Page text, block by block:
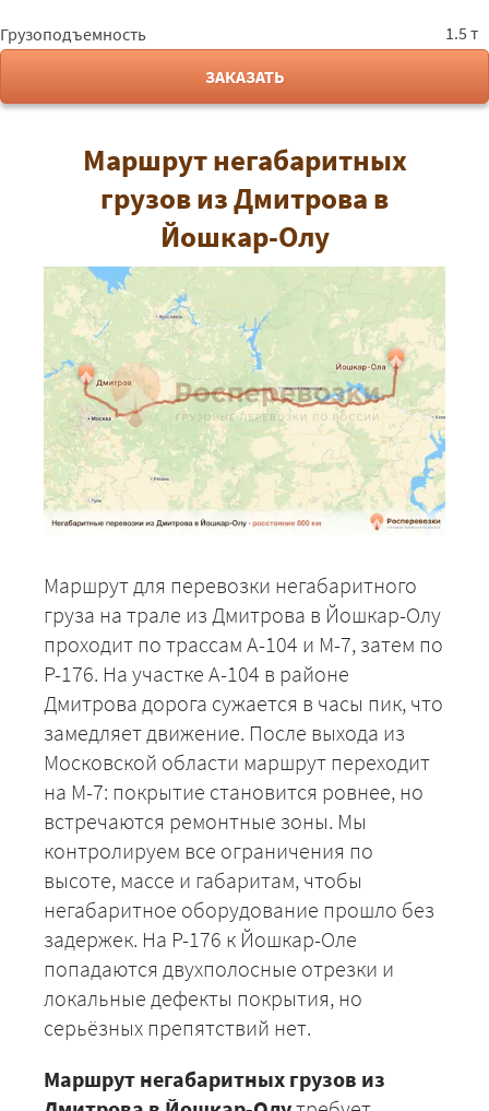
Грузоподъемность
1.5 т
ЗАКАЗАТЬ
Маршрут негабаритных
грузов из Дмитрова в
Йошкар-Олу
Маршрут для перевозки негабаритного
груза на трале из Дмитрова в Йошкар-Олу
проходит по трассам А-104 и М-7, затем по
Р-176. На участке А-104 в районе
Дмитрова дорога сужается в часы пик, что
замедляет движение. После выхода из
Московской области маршрут переходит
на М-7: покрытие становится ровнее, но
встречаются ремонтные зоны. Мы
контролируем все ограничения по
высоте, массе и габаритам, чтобы
негабаритное оборудование прошло без
задержек. На Р-176 к Йошкар-Оле
попадаются двухполосные отрезки и
локальные дефекты покрытия, но
серьёзных препятствий нет.
Маршрут негабаритных грузов из